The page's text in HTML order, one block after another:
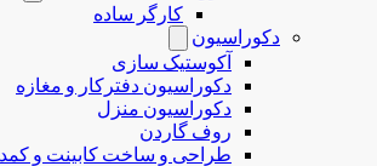
کارگر ساده
دکوراسیون
آکوستیک سازی
دکوراسیون دفترکار و مغازه
دکوراسیون منزل
روف گاردن
طراحی و ساخت کابینت و کمد